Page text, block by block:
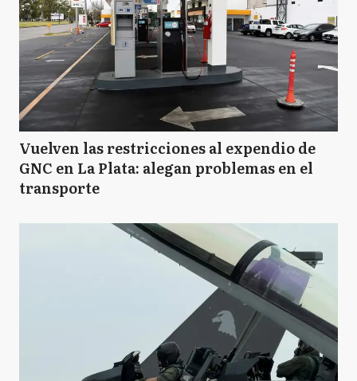
P Pilar
SF San Fernando
SI
San Miguel
Suipacha
Vuelven las restricciones al expendio de
GNC en La Plata: alegan problemas en el
transporte